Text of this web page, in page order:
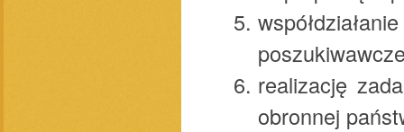
realizację
obronnej